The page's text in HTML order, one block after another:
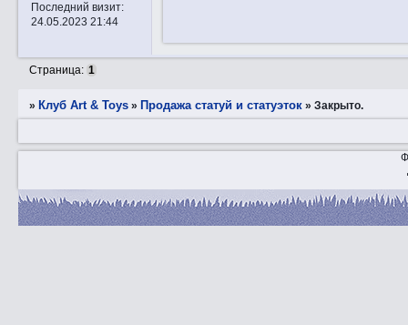
Последний визит:
24.05.2023 21:44
Страница: 1
» Клуб Art & Toys » Продажа статуй и статуэток »Закрытo.